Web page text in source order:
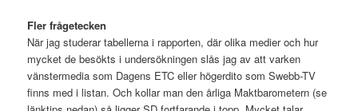
Fler frågetecken
När jag studerar tabellerna i rapporten, där olika medier och hur
mycket de besökts i undersökningen slås jag av att varken
vänstermedia som Dagens ETC eller högerdito som Swebb-TV
finns med i listan. Och kollar man den årliga Maktbarometern (se